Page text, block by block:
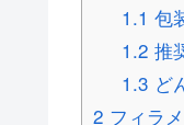
1.1 包
1.2 推
1.3 ど
2 フィラ